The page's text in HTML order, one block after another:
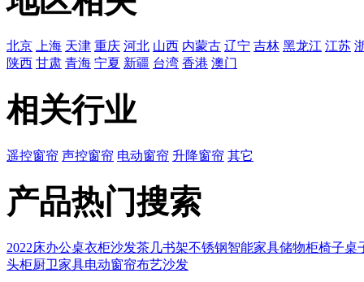
地区相关
北京 上海 天津 重庆 河北
陕西
甘肃 青海 宁夏 新疆
相关行业
遥控窗帘 声控窗帘 电动窗帘 升降窗帘
产品热门搜索